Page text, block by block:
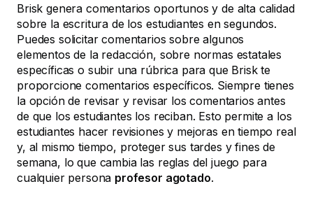
Brisk genera comentarios oportunos y de alta calidad
sobre la escritura de los estudiantes en segundos.
Puedes solicitar comentarios sobre algunos
elementos de la redacción, sobre normas estatales
específicas o subir una rúbrica para que Brisk te
proporcione comentarios específicos. Siempre tienes
la opción de revisar y revisar los comentarios antes
de que los estudiantes los reciban. Esto permite a los
estudiantes hacer revisiones y mejoras en tiempo real
y, al mismo tiempo, proteger sus tardes y fines de
semana, lo que cambia las reglas del juego para
cualquier persona profesor agotado.